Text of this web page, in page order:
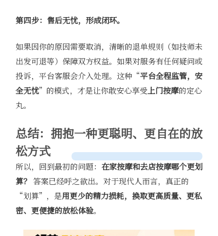
第四步：售后无忧，形成闭环。
如果因你的原因需要取消，清晰的退单规则（如技师未
出发可退等）保障双方权益。如果对服务有任何疑问或
投诉，平台客服会介入处理。这种“平台全程监管，安
全无忧”的模式，才是让你敢安心享受上门按摩的定心
丸。
总结：拥抱一种更聪明、更自在的放
松方式
所以，回到最初的问题： 在家按摩和去店按摩哪个更划
算？ ​ 答案已经呼之欲出。对于现代人而言，真正的
“划算”，是用更少的精力损耗，换取更高质量、更私
密、更便捷的放松体验。